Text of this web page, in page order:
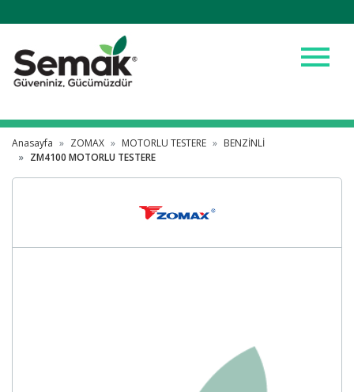
menu
Anasayfa ZOMAX MOTORLU TESTERE
BENZİNLİ
ZM4100 MOTORLU TESTERE